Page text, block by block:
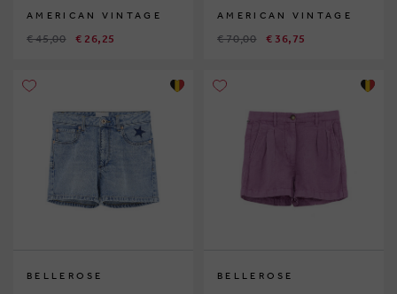
AMERICAN VINTAGE
€ 45,00 € 26,25
AMERICAN VINTAGE
€ 70,00 € 36,75
BELLEROSE BELLEROSE